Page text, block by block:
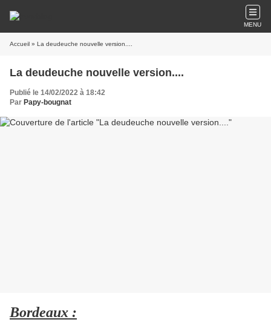
MENU
Accueil » La deudeuche nouvelle version....
La deudeuche nouvelle version....
Publié le 14/02/2022 à 18:42
Par Papy-bougnat
Bordeaux :